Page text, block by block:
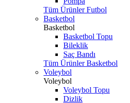
Tüm Ürünler Futbol
Basketbol
Basketbol
Basketbol Topu
Bileklik
Saç Bandı
Tüm Ürünler Basketbol
Voleybol
Voleybol
Voleybol Topu
Dizlik